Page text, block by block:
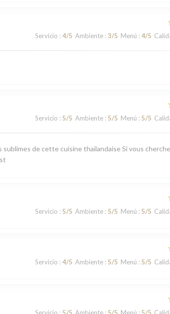
Servicio : 4/5 Ambiente : 3/5 Menú : 4/5
Servicio : 5/5 Ambiente : 5/5 Menú : 5/5
de cette cuisine thaïlandaise Si vous
Servicio : 5/5 Ambiente : 5/5 Menú : 5/5
Servicio : 4/5 Ambiente : 5/5 Menú : 5/5
Servicio : 5/5 Ambiente : 5/5 Menú : 5/5